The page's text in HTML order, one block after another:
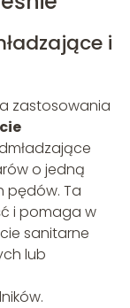
i
zastosowania
o jedną
pędów. Ta
i pomaga w
sanitarne
lub